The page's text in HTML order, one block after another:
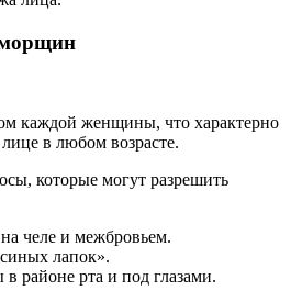
каждой женщины, что характерно
в любом возрасте.
которые могут разрешить
челе и межбровьем.
лапок».
в районе рта и под глазами.